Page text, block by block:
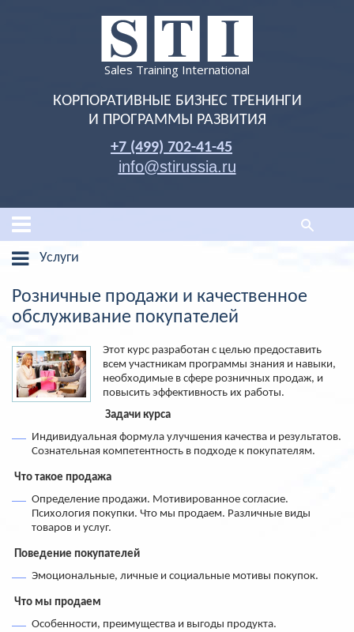
Sales Training International
КОРПОРАТИВНЫЕ БИЗНЕС ТРЕНИНГИ
И ПРОГРАММЫ РАЗВИТИЯ
+7 (499) 702-41-45
info@stirussia.ru
Услуги
Розничные продажи и качественное
обслуживание покупателей
Этот курс разработан с целью предоставить
всем участникам программы знания и навыки,
необходимые в сфере розничных продаж, и
повысить эффективность их работы.
Задачи курса
Индивидуальная формула улучшения качества и результатов.
Сознательная компетентность в подходе к покупателям.
Что такое продажа
Определение продажи. Мотивированное согласие.
Психология покупки. Что мы продаем. Различные виды
товаров и услуг.
Поведение покупателей
Эмоциональные, личные и социальные мотивы покупок.
Что мы продаем
Особенности, преимущества и выгоды продукта.